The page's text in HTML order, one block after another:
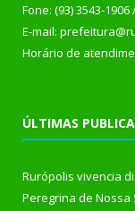
Fone: (93) 3543-1906
E-mail:
Horário de
ÚLTIMAS
Rurópolis vivencia
Peregrina de